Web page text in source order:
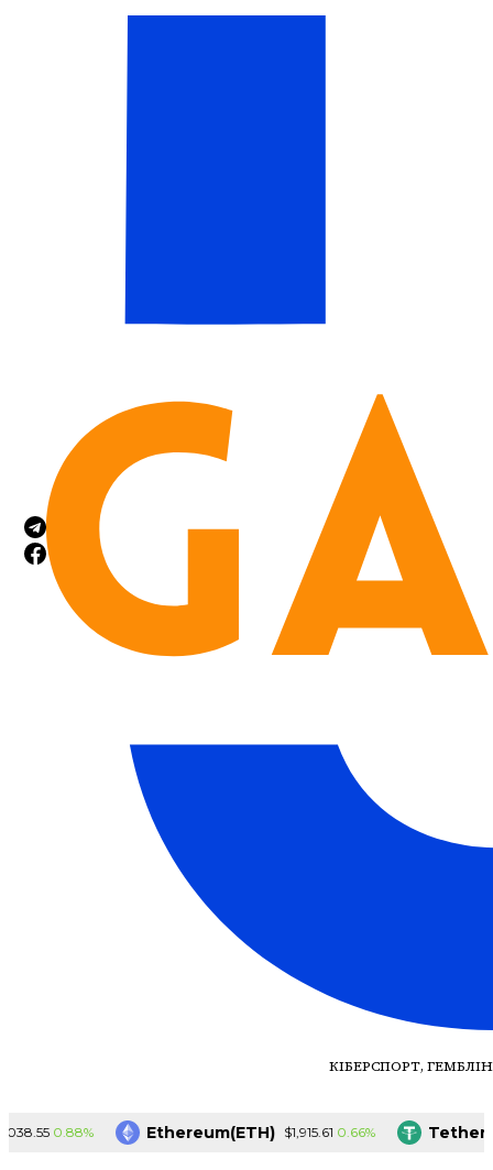
КІБЕРСПОРТ,
0.88% Ethereum(ETH) $1,915.61 0.66%